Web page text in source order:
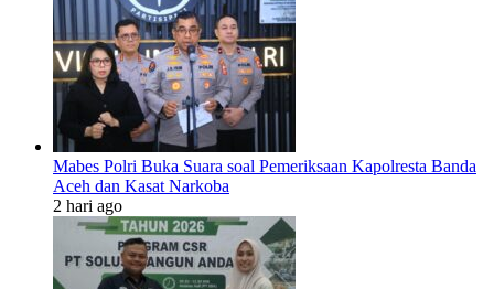
Mabes Polri Buka Suara soal Pemeriksaan Kapolresta Banda
Aceh dan Kasat Narkoba
2 hari ago